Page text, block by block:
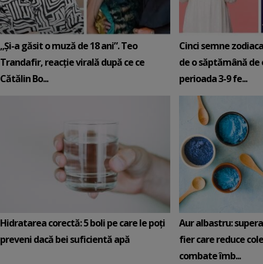
„Și-a găsit o muză de 18 ani”. Teo
Trandafir, reacție virală după ce ce
Cătălin Bo...
Cinci semne
de o săptămână de
perioada 3-9 fe...
Hidratarea corectă: 5 boli pe care le poți
preveni dacă bei suficientă apă
Aur albastru:
fier care reduce
combate îmb...